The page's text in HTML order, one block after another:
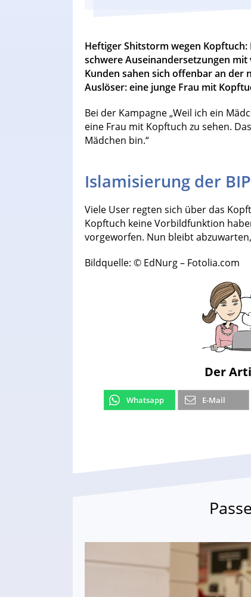
Heftiger Shitstorm wegen
schwere Auseinandersetzungen
Kunden sahen sich offenbar an der
Auslöser: eine junge Frau mit
Bei der Kampagne „Weil ich ein
eine Frau mit Kopftuch zu sehen.
Mädchen bin.“
Islamisierung der
Viele User regten sich über das
Kopftuch keine Vorbildfunktion
vorgeworfen. Nun bleibt
Bildquelle: © EdNurg – Fotolia.com
Der
Whatsapp E-Mail